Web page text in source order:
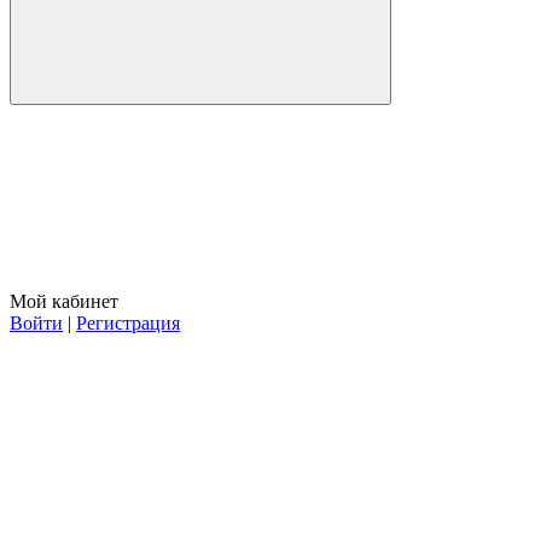
Мой кабинет
Войти | Регистрация